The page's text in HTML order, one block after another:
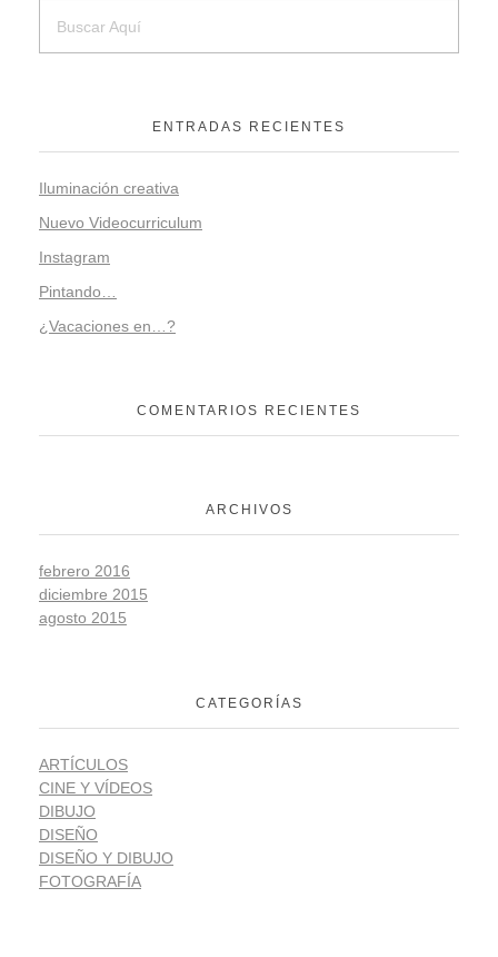
ENTRADAS RECIENTES
Iluminación creativa
Nuevo Videocurriculum
Instagram
Pintando…
¿Vacaciones en…?
COMENTARIOS RECIENTES
ARCHIVOS
febrero 2016
diciembre 2015
agosto 2015
CATEGORÍAS
ARTÍCULOS
CINE Y VÍDEOS
DIBUJO
DISEÑO
DISEÑO Y DIBUJO
FOTOGRAFÍA